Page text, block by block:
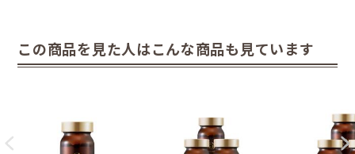
この商品を見た人はこんな商品も見ています